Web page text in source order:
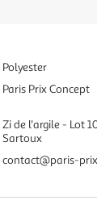
Polyester
Paris Prix Concept
Zi de l'argile - Lot
Sartoux
contact@paris-